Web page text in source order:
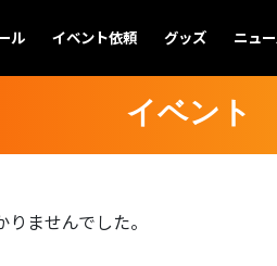
ル イベント依頼 グッズ ニュ
イベント
ませんでした。